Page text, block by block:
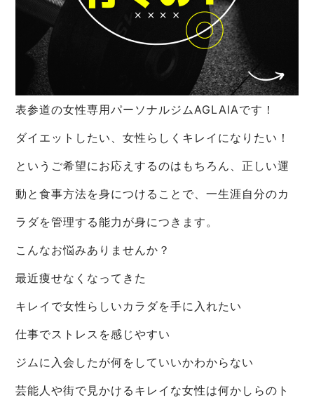
表参道の女性専用パーソナルジムAGLAIAです！
ダイエットしたい、女性らしくキレイになりたい！
というご希望にお応えするのはもちろん、正しい運
動と食事方法を身につけることで、一生涯自分のカ
ラダを管理する能力が身につきます。
こんなお悩みありませんか？
最近痩せなくなってきた
キレイで女性らしいカラダを手に入れたい
仕事でストレスを感じやすい
ジムに入会したが何をしていいかわからない
芸能人や街で見かけるキレイな女性は何かしらのト